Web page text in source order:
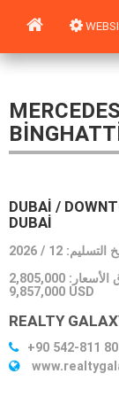
DUBAI /
DUBAI
12 / 2026
الأسعار:
9,857,000 USD
REALTY
+90 542-811